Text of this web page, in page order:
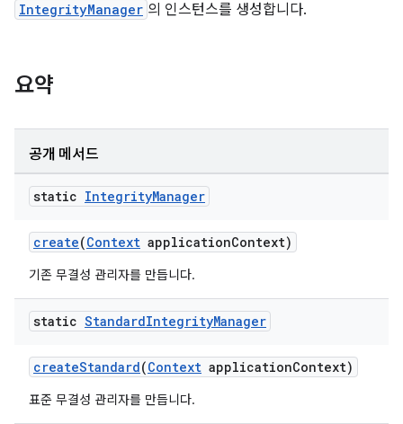
IntegrityManager 의 인스턴스를 생성합니다.
요약
공개 메서드
static IntegrityManager
create(Context applicationContext)
기존 무결성 관리자를 만듭니다.
static StandardIntegrityManager
createStandard(Context applicationContext)
표준 무결성 관리자를 만듭니다.